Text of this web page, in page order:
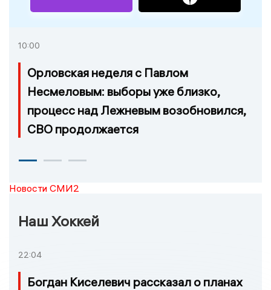
10:00
Орловская неделя с Павлом
Несмеловым: выборы уже близко,
процесс над Лежневым возобновился,
СВО продолжается
Новости СМИ2
Наш Хоккей
22:04
Богдан Киселевич рассказал о планах